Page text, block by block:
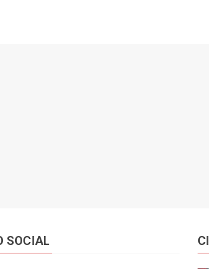
SOCIAL